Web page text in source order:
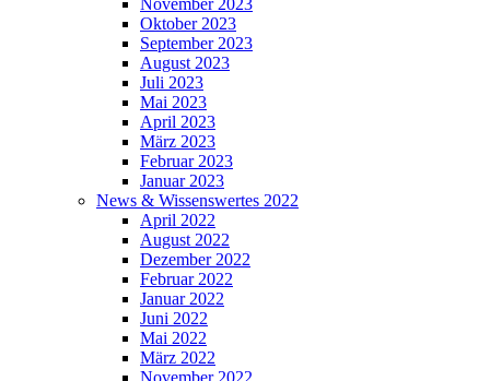
November 2023
Oktober 2023
September 2023
August 2023
Juli 2023
Mai 2023
April 2023
März 2023
Februar 2023
Januar 2023
News & Wissenswertes 2022
April 2022
August 2022
Dezember 2022
Februar 2022
Januar 2022
Juni 2022
Mai 2022
März 2022